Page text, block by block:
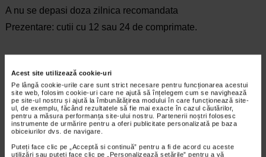
Acest site utilizează cookie-uri
Pe lângă cookie-urile care sunt strict necesare pentru funcționarea acestui
site web, folosim cookie-uri care ne ajută să înțelegem cum se navighează
pe site-ul nostru și ajută la îmbunătățirea modului în care funcționează site-
ul, de exemplu, făcând rezultatele să fie mai exacte în cazul căutărilor,
pentru a măsura performanța site-ului nostru. Partenerii noștri folosesc
instrumente de urmărire pentru a oferi publicitate personalizată pe baza
obiceiurilor dvs. de navigare.
Puteți face clic pe „Acceptă si continuă” pentru a fi de acord cu aceste
utilizări sau puteți face clic pe „Personalizează setările” pentru a vă
A nu se depasi doza zilnica recomandata
Prezentare: cutii cu 12 sau 24 de comprimate.
Brand:
NUROFEN
*Pentru pret te asteptam in cea mai apropiata farmacie Catena
ARTICOLE RECOMANDATE
Durere in gat – cauze, factori de risc si tratament
Boli ORL